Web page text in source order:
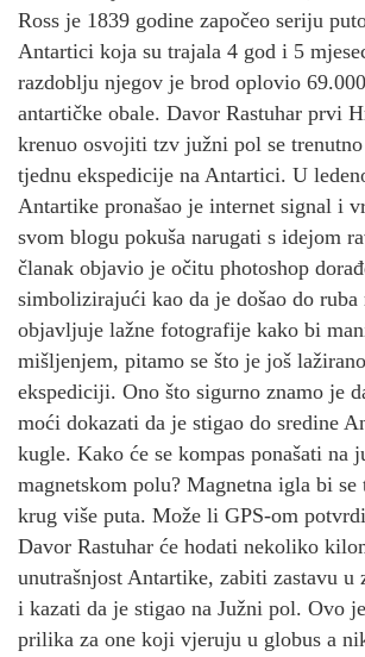
Ross je 1839 godine započeo seriju
Antartici koja su trajala 4 god i 5
razdoblju njegov je brod oplovio
antartičke obale. Davor Rastuhar prvi
krenuo osvojiti tzv južni pol se
tjednu ekspedicije na Antartici. U
Antartike pronašao je internet signal i
svom blogu pokuša narugati s idejom
članak objavio je očitu photoshop
simbolizirajući kao da je došao do
objavljuje lažne fotografije kako bi
mišljenjem, pitamo se što je još
ekspediciji. Ono što sigurno znamo je
moći dokazati da je stigao do sredine
kugle. Kako će se kompas ponašati na
magnetskom polu? Magnetna igla bi
krug više puta. Može li GPS-om
Davor Rastuhar će hodati nekoliko
unutrašnjost Antartike, zabiti zastavu u
i kazati da je stigao na Južni pol. Ovo
prilika za one koji vjeruju u globus a